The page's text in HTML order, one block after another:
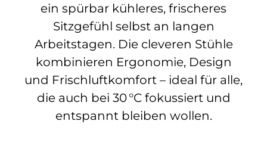
ein spürbar kühleres, frischeres
Sitzgefühl selbst an langen
Arbeitstagen. Die cleveren Stühle
kombinieren Ergonomie, Design
und Frischluftkomfort – ideal für alle,
die auch bei 30 °C fokussiert und
entspannt bleiben wollen.